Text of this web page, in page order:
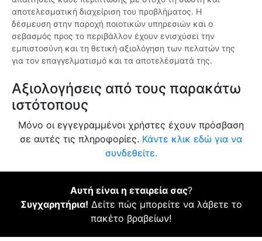
αποτελεσματική διαχείριση του προβλήματος. Η
δέσμευση στην παροχή ποιοτικών υπηρεσιών και ο
σεβασμός προς το περιβάλλον έχουν ενισχύσει την
εμπιστοσύνη και τη θετική αξιολόγηση των πελατών της
για τον επαγγελματισμό και τα αποτελέσματά της.
Αξιολογήσεις από τους παρακάτω
ιστότοπους
Μόνο οι εγγεγραμμένοι χρήστες έχουν πρόσβαση
σε αυτές τις πληροφορίες. Κάντε κλικ εδώ για να
συνδεθείτε.
Αυτή είναι η εταιρεία σας?
Συγχαρητήρια! Δείτε πώς μπορείτε να λάβετε το
πακέτο βραβείων!